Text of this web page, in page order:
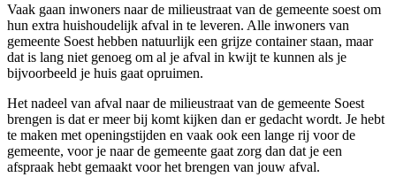
Vaak gaan inwoners naar de milieustraat van de gemeente soest om
hun extra huishoudelijk afval in te leveren. Alle inwoners van
gemeente Soest hebben natuurlijk een grijze container staan, maar
dat is lang niet genoeg om al je afval in kwijt te kunnen als je
bijvoorbeeld je huis gaat opruimen.
Het nadeel van afval naar de milieustraat van de gemeente Soest
brengen is dat er meer bij komt kijken dan er gedacht wordt. Je hebt
te maken met openingstijden en vaak ook een lange rij voor de
gemeente, voor je naar de gemeente gaat zorg dan dat je een
afspraak hebt gemaakt voor het brengen van jouw afval.